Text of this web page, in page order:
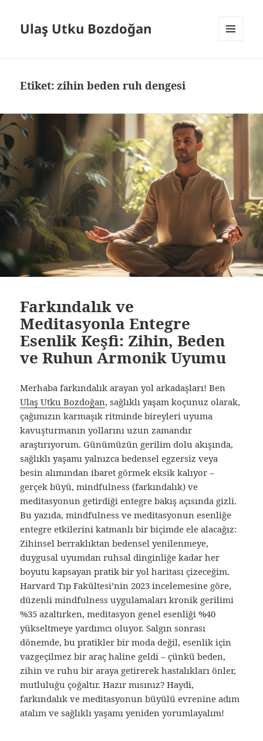
Ulaş Utku Bozdoğan
Etiket:zihin beden ruh dengesi
Farkındalık ve
Meditasyonla Entegre
Esenlik Keşfi: Zihin, Beden
ve Ruhun Armonik Uyumu
Merhaba farkındalık arayan yol arkadaşları! Ben
Ulaş Utku Bozdoğan, sağlıklı yaşam koçunuz olarak,
çağımızın karmaşık ritminde bireyleri uyuma
kavuşturmanın yollarını uzun zamandır
araştırıyorum. Günümüzün gerilim dolu akışında,
sağlıklı yaşamı yalnızca bedensel egzersiz veya
besin alımından ibaret görmek eksik kalıyor –
gerçek büyü, mindfulness (farkındalık) ve
meditasyonun getirdiği entegre bakış açısında gizli.
Bu yazıda, mindfulness ve meditasyonun esenliğe
entegre etkilerini katmanlı bir biçimde ele alacağız:
Zihinsel berraklıktan bedensel yenilenmeye,
duygusal uyumdan ruhsal dinginliğe kadar her
boyutu kapsayan pratik bir yol haritası çizeceğim.
Harvard Tıp Fakültesi’nin 2023 incelemesine göre,
düzenli mindfulness uygulamaları kronik gerilimi
%35 azaltırken, meditasyon genel esenliği %40
yükseltmeye yardımcı oluyor. Salgın sonrası
dönemde, bu pratikler bir moda değil, esenlik için
vazgeçilmez bir araç haline geldi – çünkü beden,
zihin ve ruhu bir araya getirerek hastalıkları önler,
mutluluğu çoğaltır. Hazır mısınız? Haydi,
farkındalık ve meditasyonun büyülü evrenine adım
atalım ve sağlıklı yaşamı yeniden yorumlayalım!